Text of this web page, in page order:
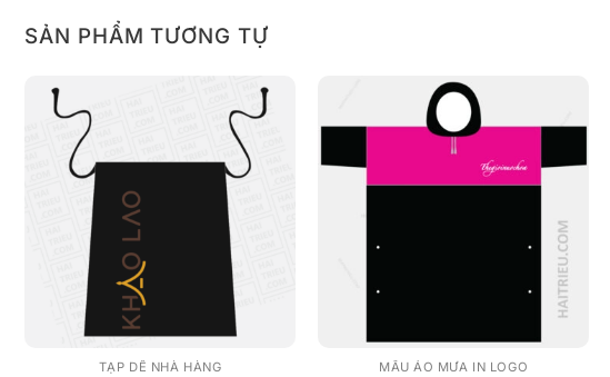
SẢN PHẨM TƯƠNG TỰ
TẠP DỀ NHÀ HÀNG MẪU ÁO MƯA IN LOGO